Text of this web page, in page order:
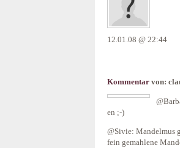
12.01.08 @ 22:44
Kommentar von:
en ;-)
@Sivie: Mandelmus
fein gemahlene